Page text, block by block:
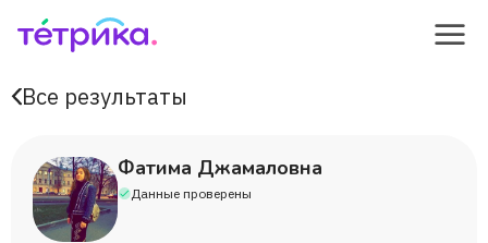
Все результаты
Фатима Джамаловна
Данные проверены